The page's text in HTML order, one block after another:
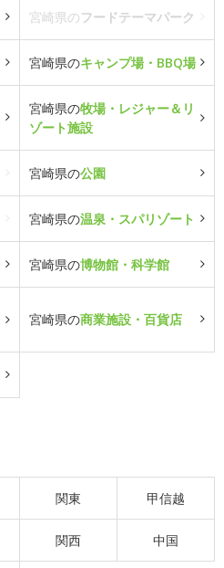
宮崎県のフードテーマパーク
宮崎県のキャンプ場・BBQ場
宮崎県の牧場・レジャー＆リ
ゾート施設
宮崎県の公園
宮崎県の温泉・スパリゾート
宮崎県の博物館・科学館
宮崎県の商業施設・百貨店
関東 甲信越
関西 中国